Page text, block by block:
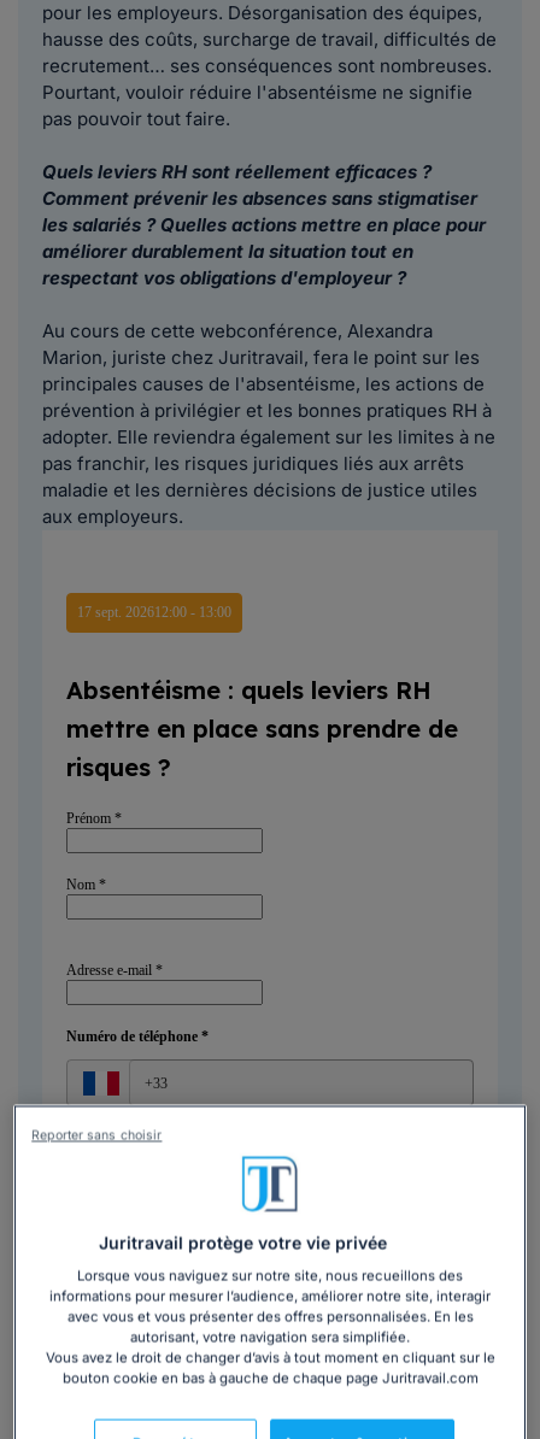
pour les employeurs. Désorganisation des équipes,
hausse des coûts, surcharge de travail, difficultés de
recrutement… ses conséquences sont nombreuses.
Pourtant, vouloir réduire l'absentéisme ne signifie
pas pouvoir tout faire.
Quels leviers RH sont réellement efficaces ?
Comment prévenir les absences sans stigmatiser
les salariés ? Quelles actions mettre en place pour
améliorer durablement la situation tout en
respectant vos obligations d'employeur ?
Au cours de cette webconférence, Alexandra
Marion, juriste chez Juritravail, fera le point sur les
principales causes de l'absentéisme, les actions de
prévention à privilégier et les bonnes pratiques RH à
adopter. Elle reviendra également sur les limites à ne
pas franchir, les risques juridiques liés aux arrêts
maladie et les dernières décisions de justice utiles
aux employeurs.
Juritravail protège votre vie privée
Lorsque vous naviguez sur notre site, nous recueillons des
informations pour mesurer l’audience, améliorer notre site, interagir
avec vous et vous présenter des offres personnalisées. En les
autorisant, votre navigation sera simplifiée.
Vous avez le droit de changer d’avis à tout moment en cliquant sur le
bouton cookie en bas à gauche de chaque page Juritravail.com
Reporter sans choisir